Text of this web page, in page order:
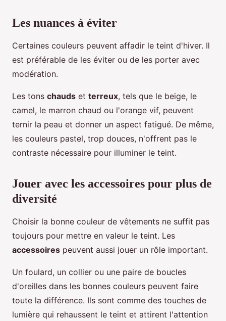
Les nuances à éviter
Certaines couleurs peuvent affadir le teint d'hiver. Il
est préférable de les éviter ou de les porter avec
modération.
Les tons chauds et terreux, tels que le beige, le
camel, le marron chaud ou l'orange vif, peuvent
ternir la peau et donner un aspect fatigué. De même,
les couleurs pastel, trop douces, n'offrent pas le
contraste nécessaire pour illuminer le teint.
Jouer avec les accessoires pour plus de
diversité
Choisir la bonne couleur de vêtements ne suffit pas
toujours pour mettre en valeur le teint. Les
accessoires peuvent aussi jouer un rôle important.
Un foulard, un collier ou une paire de boucles
d'oreilles dans les bonnes couleurs peuvent faire
toute la différence. Ils sont comme des touches de
lumière qui rehaussent le teint et attirent l'attention